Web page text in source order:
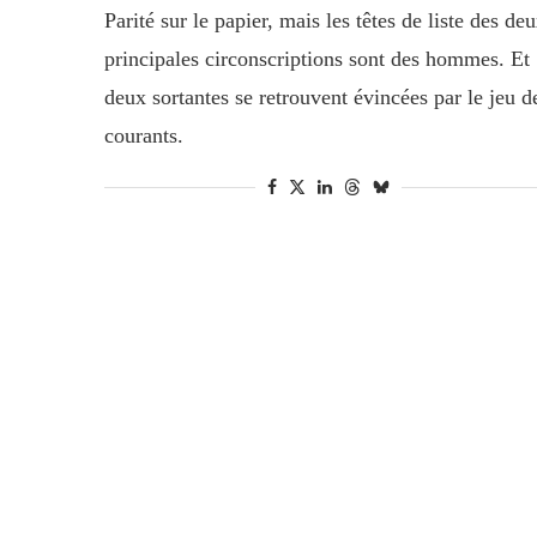
Parité sur le papier, mais les têtes de liste des
principales circonscriptions sont des hommes. Et
deux sortantes se retrouvent évincées par le jeu
courants.